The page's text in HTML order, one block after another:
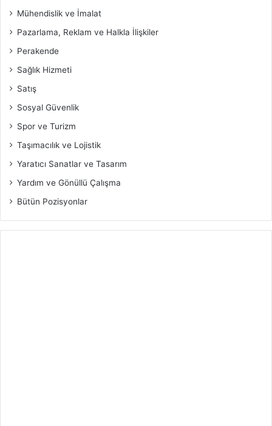
Mühendislik ve İmalat
Pazarlama, Reklam ve Halkla İlişkiler
Perakende
Sağlık Hizmeti
Satış
Sosyal Güvenlik
Spor ve Turizm
Taşımacılık ve Lojistik
Yaratıcı Sanatlar ve Tasarım
Yardım ve Gönüllü Çalışma
Bütün Pozisyonlar